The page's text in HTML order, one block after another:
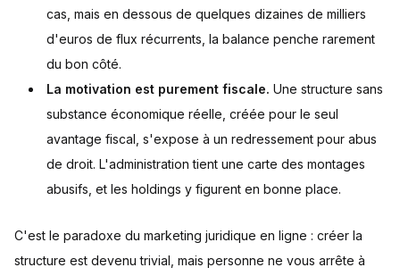
cas, mais en dessous de quelques dizaines de milliers
d'euros de flux récurrents, la balance penche rarement
du bon côté.
La motivation est purement fiscale. Une structure sans
substance économique réelle, créée pour le seul
avantage fiscal, s'expose à un redressement pour abus
de droit. L'administration tient une carte des montages
abusifs, et les holdings y figurent en bonne place.
C'est le paradoxe du marketing juridique en ligne : créer la
structure est devenu trivial, mais personne ne vous arrête à